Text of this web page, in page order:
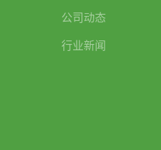
公司动态
行业新闻